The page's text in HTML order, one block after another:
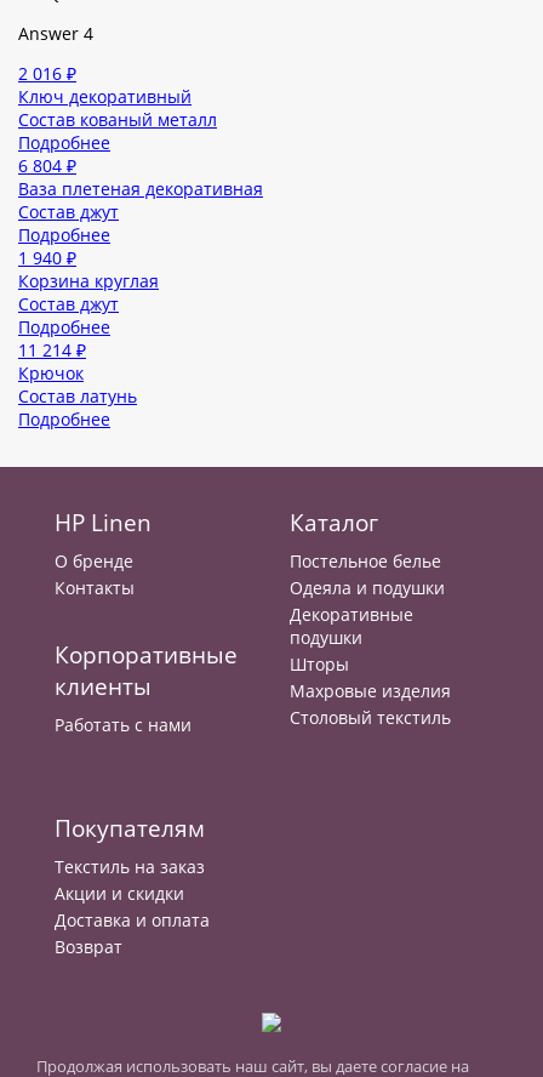
Answer 4
2 016 ₽
Ключ декоративный
Состав кованый металл
Подробнее
6 804 ₽
Ваза плетеная декоративная
Состав джут
Подробнее
1 940 ₽
Корзина круглая
Состав джут
Подробнее
11 214 ₽
Крючок
Состав латунь
Подробнее
HP Linen
О бренде
Контакты
Корпоративные
клиенты
Работать с нами
Каталог
Постельное белье
Одеяла и подушки
Декоративные
подушки
Шторы
Махровые изделия
Столовый текстиль
Покупателям
Текстиль на заказ
Акции и скидки
Доставка и оплата
Возврат
Продолжая использовать наш сайт, вы даете согласие на